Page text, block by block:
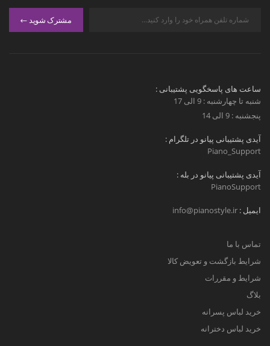
مشترک شوید
ساعت های پاسخگویی پشتیبانی :
شنبه تا چهارشنبه : 9 الی 17
پنجشنبه : 9 الی 14
آیدی پشتیبانی پیانو در تلگرام :
Piano_Support
آیدی پشتیبانی پیانو در بله :
PianoSupport
ایمیل : info@pianostyle.ir
تماس با ما
شرایط بازگشت و تعویض کالا
شرایط و مقررات
بلاگ
خرید لباس پسرانه
خرید لباس دخترانه